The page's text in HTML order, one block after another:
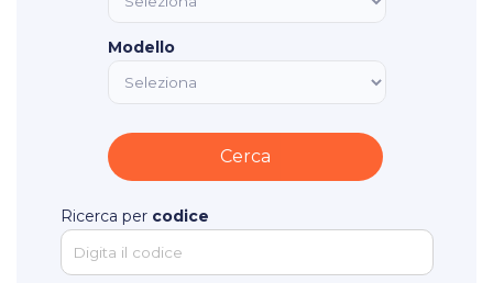
Modello
Ricerca per codice